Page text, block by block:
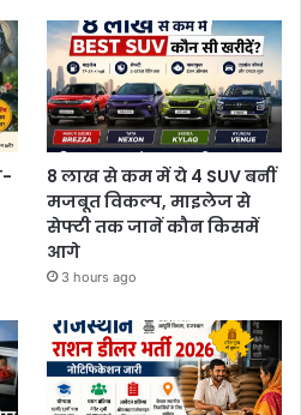
8 लाख से कम में ये 4 SUV बनीं
मजबूत विकल्प, माइलेज से
सेफ्टी तक जानें कौन किसमें
आगे
3 hours ago